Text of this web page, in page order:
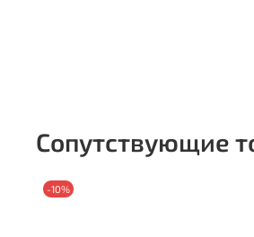
Сопутствующие
-10%